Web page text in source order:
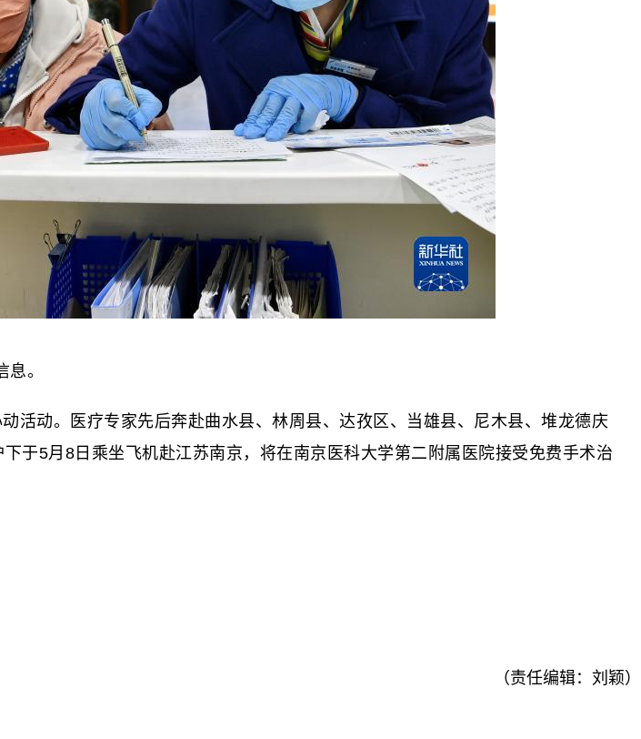
。
动。医疗专家先后奔赴曲水县、林周县、达孜区、当雄县、尼木县、堆龙德庆
于5月8日乘坐飞机赴江苏南京，将在南京医科大学第二附属医院接受免费手术治
（责任编辑：刘颖）